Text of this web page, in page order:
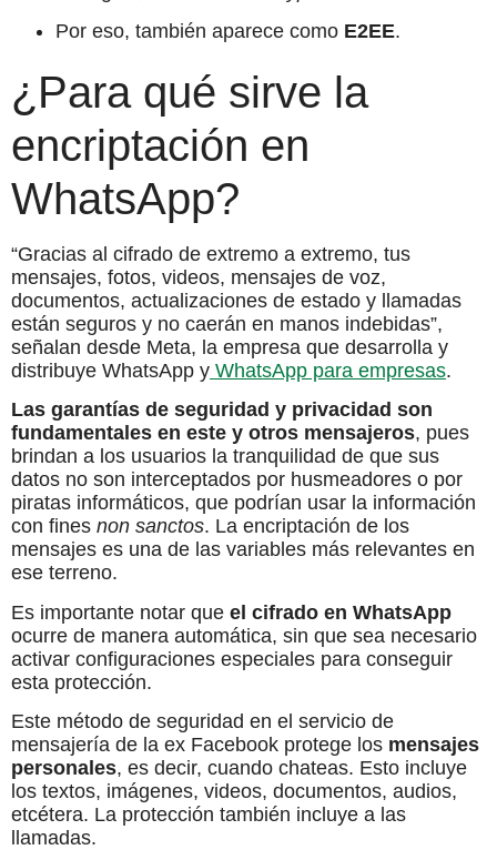
Por eso, también aparece como E2EE.
¿Para qué sirve la
encriptación en
WhatsApp?
“Gracias al cifrado de extremo a extremo, tus
mensajes, fotos, videos, mensajes de voz,
documentos, actualizaciones de estado y llamadas
están seguros y no caerán en manos indebidas”,
señalan desde Meta, la empresa que desarrolla y
distribuye WhatsApp y WhatsApp para empresas.
Las garantías de seguridad y privacidad son
fundamentales en este y otros mensajeros, pues
brindan a los usuarios la tranquilidad de que sus
datos no son interceptados por husmeadores o por
piratas informáticos, que podrían usar la información
con fines non sanctos. La encriptación de los
mensajes es una de las variables más relevantes en
ese terreno.
Es importante notar que el cifrado en WhatsApp
ocurre de manera automática, sin que sea necesario
activar configuraciones especiales para conseguir
esta protección.
Este método de seguridad en el servicio de
mensajería de la ex Facebook protege los mensajes
personales, es decir, cuando chateas. Esto incluye
los textos, imágenes, videos, documentos, audios,
etcétera. La protección también incluye a las
llamadas.